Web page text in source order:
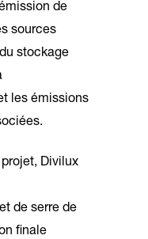
de
sources
stockage
les émissions
Divilux
de serre de
finale